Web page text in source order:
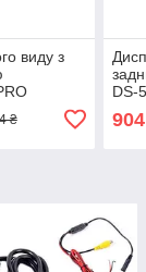
виду з
(43218-
₴
DS-
904